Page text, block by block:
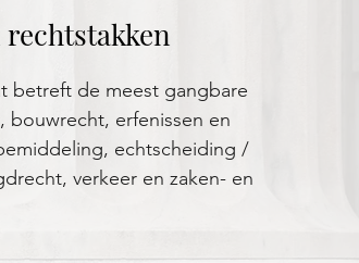
betreft de meest gangbare
bouwrecht, erfenissen en
echtscheiding /
verkeer en zaken- en